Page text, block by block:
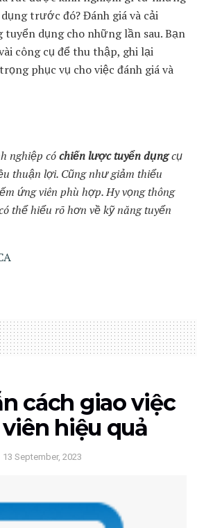
trước đó? Đánh giá và cải
dụng cho những lần sau. Bạn
công cụ để thu thập, ghi lại
phục vụ cho việc đánh giá và
nghiệp cóchiến lược tuyển dụngcụ
thuận lợi. Cũng như giảm thiểu
ứng viên phù hợp. Hy vọng thông
thể hiểu rõ hơn về kỹ năng tuyển
cách giao việc
hiệu quả
13 September, 2023